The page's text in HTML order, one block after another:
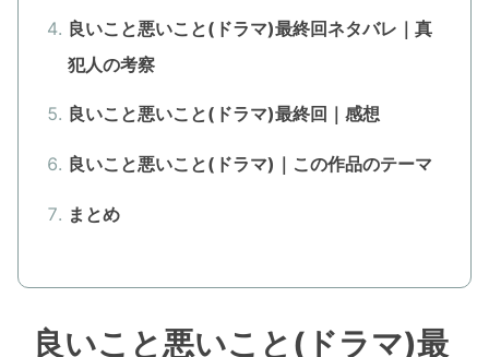
良いこと悪いこと(ドラマ)最終回ネタバレ｜真
犯人の考察
良いこと悪いこと(ドラマ)最終回｜感想
良いこと悪いこと(ドラマ)｜この作品のテーマ
まとめ
良いこと悪いこと(ドラマ)最